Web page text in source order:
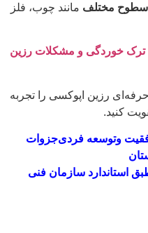
سطوح مختلف مانند چوب، فلز
ترک خوردگی و مشکلات رزین
رزین اپوکسی را تجربه
کنید.
وتوسعه فردیجزوات
استاندارد سازمان فنی